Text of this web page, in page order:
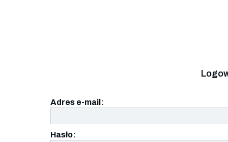
Adres e-mail:
Hasło: